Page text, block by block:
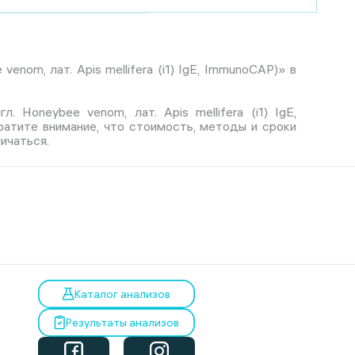
лат. Apis mellifera (i1) IgE, ImmunoCAP)» в
Honeybee venom, лат. Apis mellifera (i1) IgE,
внимание, что стоимость, методы и сроки
Каталог анализов
Результаты анализов